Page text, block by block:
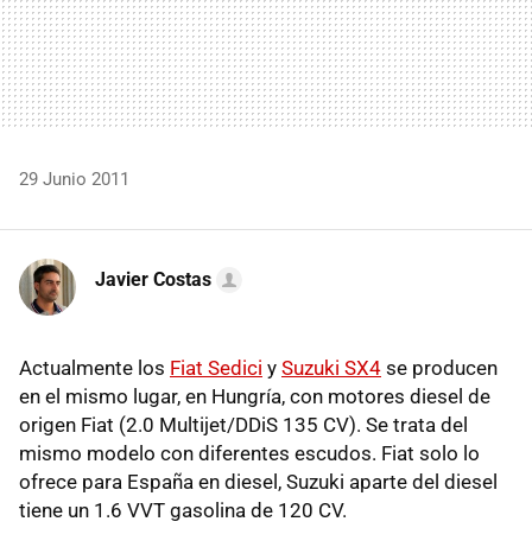
29 Junio 2011
Javier Costas
Actualmente los Fiat Sedici y Suzuki SX4 se producen
en el mismo lugar, en Hungría, con motores diesel de
origen Fiat (2.0 Multijet/DDiS 135 CV). Se trata del
mismo modelo con diferentes escudos. Fiat solo lo
ofrece para España en diesel, Suzuki aparte del diesel
tiene un 1.6 VVT gasolina de 120 CV.